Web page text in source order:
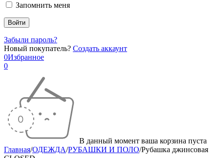
Запомнить меня
Забыли пароль?
Новый покупатель? Создать аккаунт
0Избранное
0
В данный момент ваша корзина пуста
Главная/ОДЕЖДА/РУБАШКИ И ПОЛО/Рубашка джинсовая